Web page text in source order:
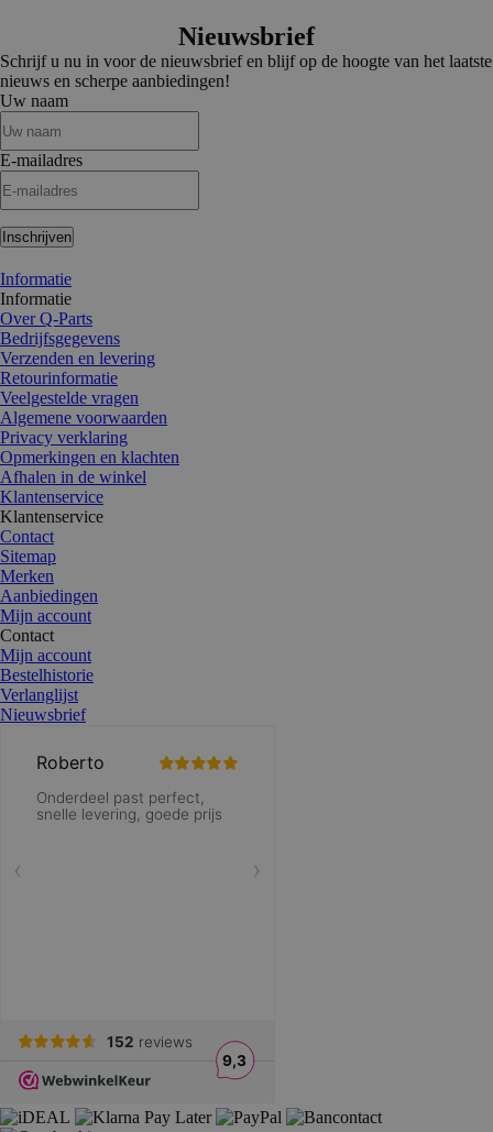
Nieuwsbrief
Schrijf u nu in voor de nieuwsbrief en blijf op de hoogte van het laatste
nieuws en scherpe aanbiedingen!
Uw naam
E-mailadres
Inschrijven
Informatie
Informatie
Over Q-Parts
Bedrijfsgegevens
Verzenden en levering
Retourinformatie
Veelgestelde vragen
Algemene voorwaarden
Privacy verklaring
Opmerkingen en klachten
Afhalen in de winkel
Klantenservice
Klantenservice
Contact
Sitemap
Merken
Aanbiedingen
Mijn account
Contact
Mijn account
Bestelhistorie
Verlanglijst
Nieuwsbrief